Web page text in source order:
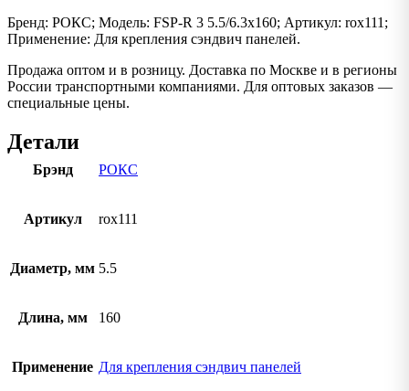
Бренд: РОКС; Модель: FSP-R 3 5.5/6.3х160; Артикул: rox111;
Применение: Для крепления сэндвич панелей.
Продажа оптом и в розницу. Доставка по Москве и в регионы
России транспортными компаниями. Для оптовых заказов —
специальные цены.
Детали
Брэнд РОКС
Артикул rox111
Диаметр, мм 5.5
Длина, мм 160
Применение Для крепления сэндвич панелей